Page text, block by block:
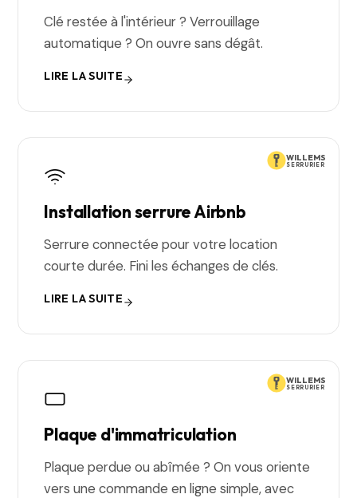
Clé restée à l'intérieur ? Verrouillage
automatique ? On ouvre sans dégât.
LIRE LA SUITE
WILLEMS
SERRURIER
Installation serrure Airbnb
Serrure connectée pour votre location
courte durée. Fini les échanges de clés.
LIRE LA SUITE
WILLEMS
SERRURIER
Plaque d'immatriculation
Plaque perdue ou abîmée ? On vous oriente
vers une commande en ligne simple, avec